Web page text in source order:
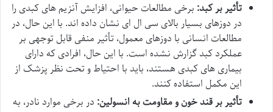
تأثیر بر کبد: برخی مطالعات حیوانی، افزایش آنزیم های کبدی را
در دوزهای بسیار بالای سی ال ای نشان داده اند. با این حال، در
مطالعات انسانی با دوزهای معمول، تأثیر منفی قابل توجهی بر
عملکرد کبد گزارش نشده است. با این حال، افرادی که دارای
بیماری های کبدی هستند، باید با احتیاط و تحت نظر پزشک از
این مکمل استفاده کنند.
تأثیر بر قند خون و مقاومت به انسولین: در برخی موارد نادر، به